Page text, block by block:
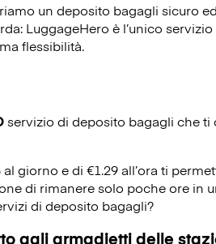
un deposito bagagli sicuro
LuggageHero è l’unico
flessibilità.
servizio di deposito bagagli che ti
giorno e di €1.29 all’ora ti
di rimanere solo poche ore in
di deposito bagagli?
agli armadietti delle